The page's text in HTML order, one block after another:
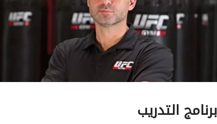
برنامج التدريب